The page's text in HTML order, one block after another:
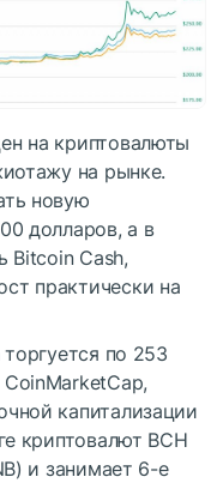
на криптовалюты
на рынке.
новую
долларов, а в
Bitcoin Cash,
практически на
по 253
капитализации
криптовалют BCH
и занимает 6-е